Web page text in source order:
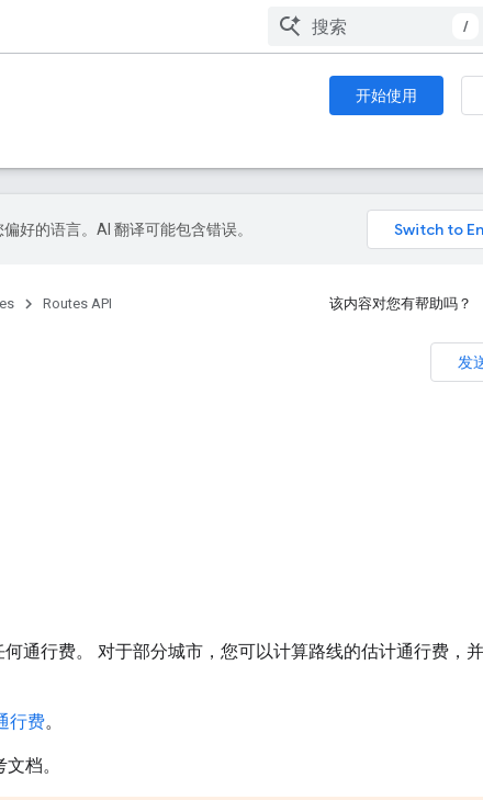
/
开始使用
好的语言。AI 翻译可能包含错误。
Routes API 该内容对您有帮助吗？
发
通行费。 对于部分城市，您可以计算路线的估计通行费，
行费。
档。